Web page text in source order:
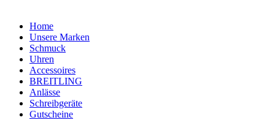
Home
Unsere Marken
Schmuck
Uhren
Accessoires
BREITLING
Anlässe
Schreibgeräte
Gutscheine